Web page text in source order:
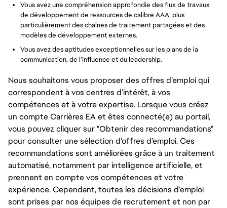
Vous avez une compréhension approfondie des flux de travaux
de développement de ressources de calibre AAA, plus
particulièrement des chaînes de traitement partagées et des
modèles de développement externes.
Vous avez des aptitudes exceptionnelles sur les plans de la
communication, de l’influence et du leadership.
Nous souhaitons vous proposer des offres d’emploi qui
correspondent à vos centres d’intérêt, à vos
compétences et à votre expertise. Lorsque vous créez
un compte Carrières EA et êtes connecté(e) au portail,
vous pouvez cliquer sur "Obtenir des recommandations"
pour consulter une sélection d'offres d’emploi. Ces
recommandations sont améliorées grâce à un traitement
automatisé, notamment par intelligence artificielle, et
prennent en compte vos compétences et votre
expérience. Cependant, toutes les décisions d’emploi
sont prises par nos équipes de recrutement et non par